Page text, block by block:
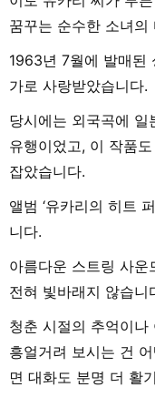
꿈꾸는 순수한 소녀의
1963년 7월에 발매된
가로 사랑받았습니다.
당시에는 외국곡에
유행이었고, 이 작품
잡았습니다.
앨범 ‘유카리의 히트
니다.
아름다운 스트링 사
전혀 빛바래지 않습니
청춘 시절의 추억이나
흥얼거려 보시는 건
면 대화도 분명 더 활